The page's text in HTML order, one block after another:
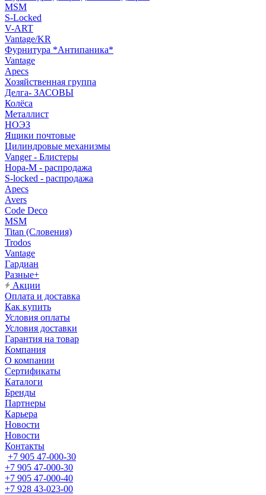
MSM
S-Locked
V-ART
Vantage/KR
Фурнитура *Антипаника*
Vantage
Apecs
Хозяйственная группа
Делга- ЗАСОВЫ
Колёса
Металлист
НОЭЗ
Ящики почтовые
Цилиндровые механизмы
Vanger - Блистеры
Нора-М - распродажа
S-locked - распродажа
Apecs
Avers
Code Deco
MSM
Titan (Словения)
Trodos
Vantage
Гардиан
Разные+
Акции
Оплата и доставка
Как купить
Условия оплаты
Условия доставки
Гарантия на товар
Компания
О компании
Сертификаты
Каталоги
Бренды
Партнеры
Карьера
Новости
Новости
Контакты
+7 905 47-000-30
+7 905 47-000-30
+7 905 47-000-40
+7 928 43-023-00